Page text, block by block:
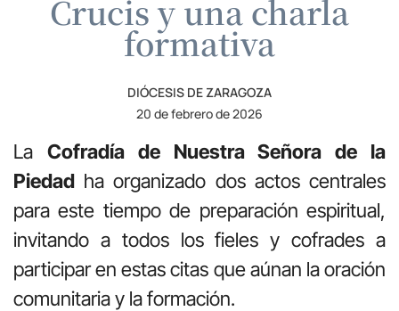
Crucis y una charla
formativa
DIÓCESIS DE ZARAGOZA
20 de febrero de 2026
La Cofradía de Nuestra Señora de la
Piedad ha organizado dos actos centrales
para este tiempo de preparación espiritual,
invitando a todos los fieles y cofrades a
participar en estas citas que aúnan la oración
comunitaria y la formación.